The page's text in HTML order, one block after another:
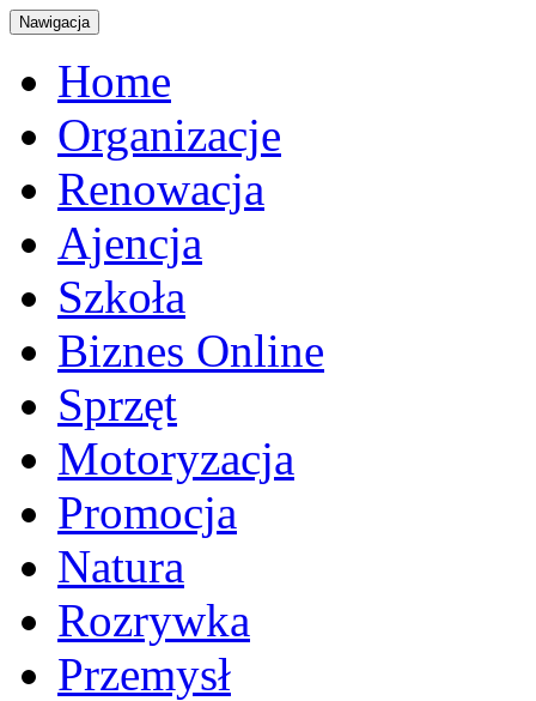
Nawigacja
Home
Organizacje
Renowacja
Ajencja
Szkoła
Biznes Online
Sprzęt
Motoryzacja
Promocja
Natura
Rozrywka
Przemysł